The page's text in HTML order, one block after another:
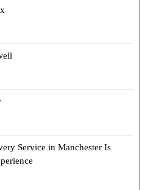
Service in Manchester Is